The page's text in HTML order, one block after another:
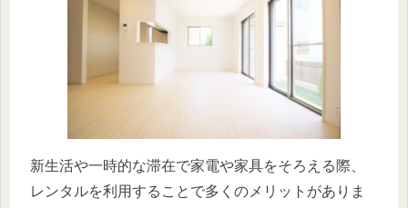
新生活や一時的な滞在で家電や家具をそろえる際、
レンタルを利用することで多くのメリットがありま